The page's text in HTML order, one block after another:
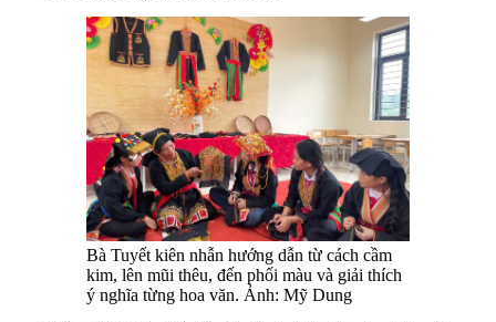
Bà Tuyết kiên nhẫn hướng dẫn từ cách cầm
kim, lên mũi thêu, đến phối màu và giải thích
ý nghĩa từng hoa văn. Ảnh: Mỹ Dung